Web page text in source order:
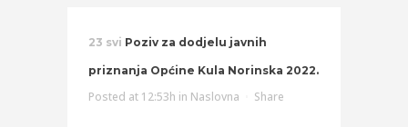
23 svi Poziv za dodjelu javnih
priznanja Općine Kula Norinska 2022.
Posted at 12:53h in Naslovna Share